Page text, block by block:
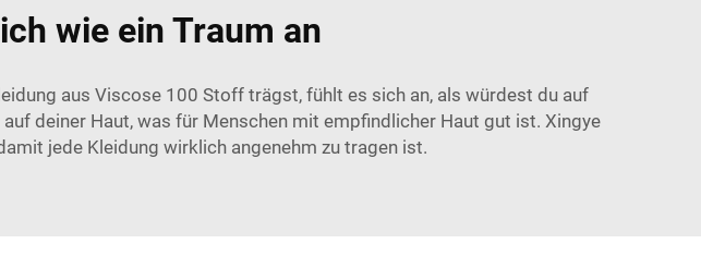
wie ein Traum an
aus Viscose 100 Stoff trägst, fühlt es sich an, als würdest du auf
deiner Haut, was für Menschen mit empfindlicher Haut gut ist. Xingye
jede Kleidung wirklich angenehm zu tragen ist.